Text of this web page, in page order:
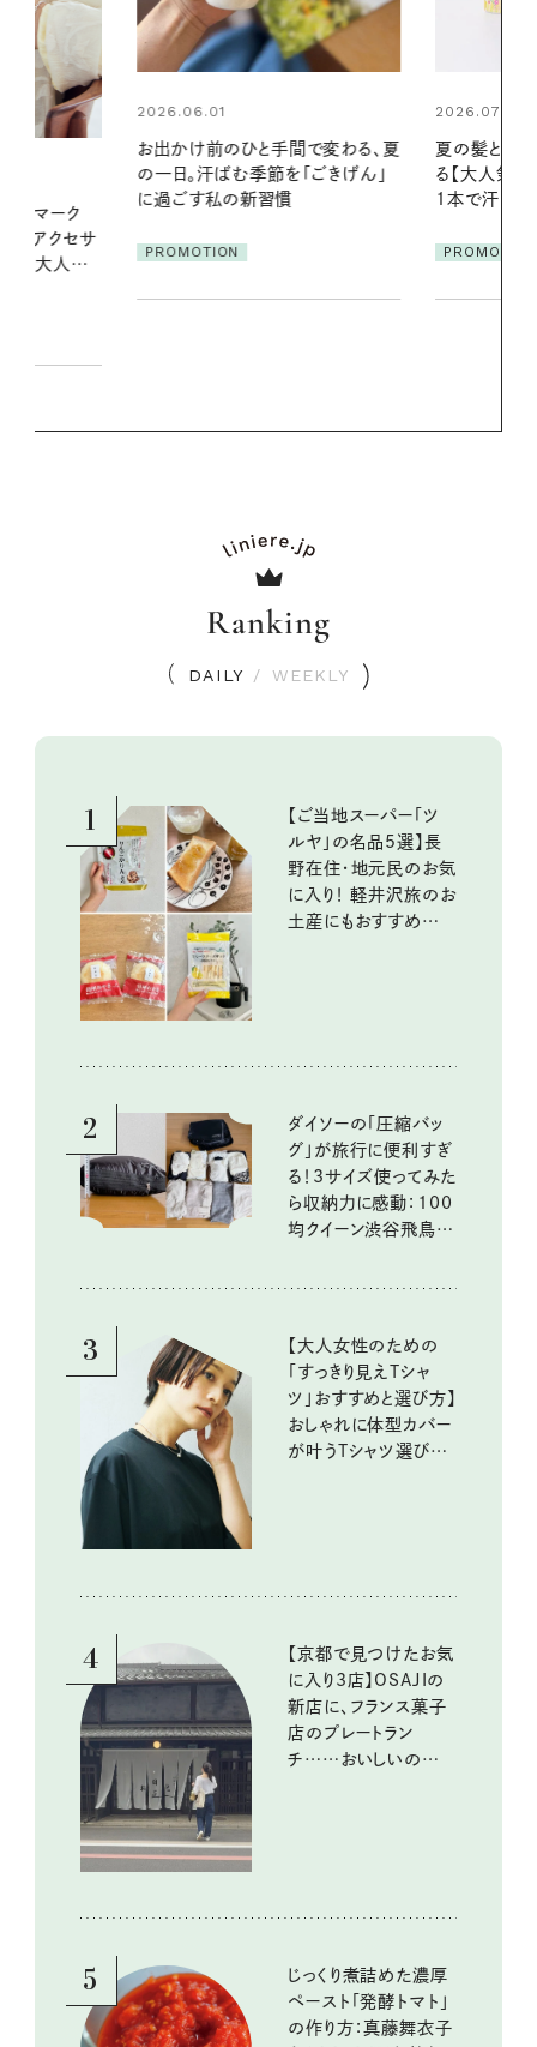
2026.07.24
夏の髪と心が瞬時にリフレッシュす
る【大人気のドライシャンプー】 この
1本で汗ばむ季節も一日中心地よく
PROMOTION
2026.06.01
暑い夏のナイ
える夜の爽
Ranking
DAILY / WEEKLY
1
【ご当地スーパー「ツ
ルヤ」の名品5選】長
野在住・地元民のお気
に入り！ 軽井沢旅のお
土産にもおすすめのお
2
ダイソーの「圧縮バッ
グ」が旅行に便利すぎ
る！3サイズ使ってみた
ら収納力に感動：100
均クイーン渋谷飛鳥の
3
【大人女性のための
「すっきり見えTシャ
ツ」おすすめと選び方】
おしゃれに体型カバー
が叶うTシャツ選びの
4
【京都で見つけたお気
に入り3店】OSAJIの
新店に、フランス菓子
店のプレートラン
チ……おいしいのんび
5
じっくり煮詰めた濃厚
ペースト「発酵トマト」
の作り方：真藤舞衣子